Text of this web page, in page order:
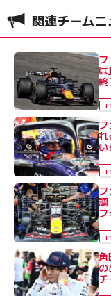
関連チームニ
終
F1
れ
い
F1
調
F1
角
の
チ